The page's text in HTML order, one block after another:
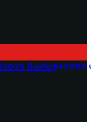
849,000
2025 มือเดียว